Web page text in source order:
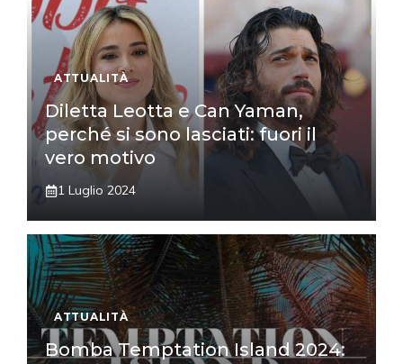
ATTUALITÀ
Diletta Leotta e Can Yaman,
perché si sono lasciati: fuori il
vero motivo
1 Luglio 2024
ATTUALITÀ
Bomba Temptation Island 2024: